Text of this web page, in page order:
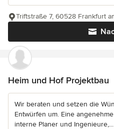
Triftstraße 7, 60528 Frankfurt
Heim und Hof Projektbau
Wir beraten und setzen die
Entwürfen um. Eine
interne Planer und Ingenieure,...